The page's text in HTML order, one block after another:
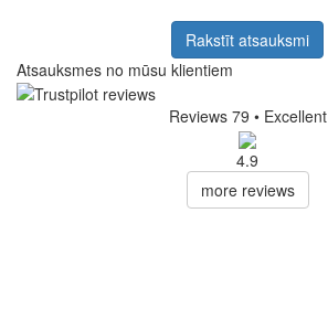
Rakstīt atsauksmi
Atsauksmes no mūsu klientiem
Reviews 79 • Excellent
4.9
more reviews